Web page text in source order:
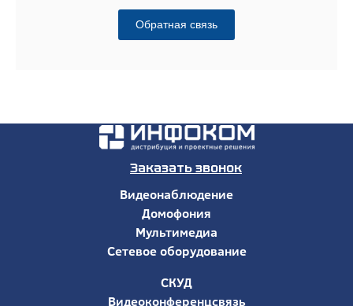
Обратная связь
Заказать звонок
Видеонаблюдение
Домофония
Мультимедиа
Сетевое оборудование
СКУД
Видеоконференцсвязь